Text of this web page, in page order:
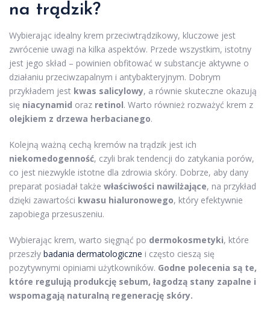
na trądzik?
Wybierając idealny krem przeciwtrądzikowy, kluczowe jest
zwrócenie uwagi na kilka aspektów. Przede wszystkim, istotny
jest jego skład – powinien obfitować w substancje aktywne o
działaniu przeciwzapalnym i antybakteryjnym. Dobrym
przykładem jest kwas salicylowy, a równie skuteczne okazują
się niacynamid oraz retinol. Warto również rozważyć krem z
olejkiem z drzewa herbacianego.
Kolejną ważną cechą kremów na trądzik jest ich
niekomedogenność, czyli brak tendencji do zatykania porów,
co jest niezwykle istotne dla zdrowia skóry. Dobrze, aby dany
preparat posiadał także właściwości nawilżające, na przykład
dzięki zawartości kwasu hialuronowego, który efektywnie
zapobiega przesuszeniu.
Wybierając krem, warto sięgnąć po dermokosmetyki, które
przeszły badania dermatologiczne i często cieszą się
pozytywnymi opiniami użytkowników. Godne polecenia są te,
które regulują produkcję sebum, łagodzą stany zapalne i
wspomagają naturalną regenerację skóry.